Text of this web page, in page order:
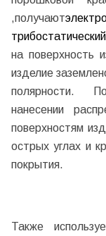
,получают
трибостатический
на поверхность
изделие
полярности.
нанесении
поверхностям
острых углах и
покрытия.
Также